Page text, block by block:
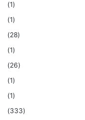
(1)
(1)
(28)
(1)
(26)
(1)
(1)
(333)